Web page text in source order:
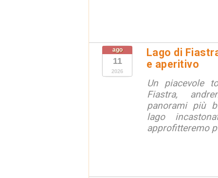
ago
11
2026
Lago di
e aperitivo
Un piacevole
Fiastra,
panorami più
lago
approfitteremo